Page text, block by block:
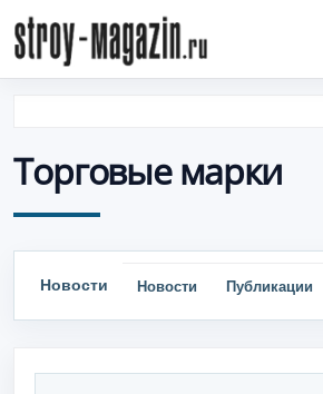
Торговые марки
Новости Новости Публикации